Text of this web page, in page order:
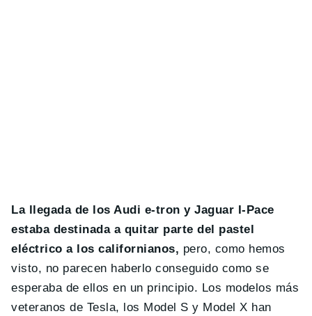
La llegada de los Audi e-tron y Jaguar I-Pace
estaba destinada a quitar parte del pastel
eléctrico a los californianos, pero, como hemos
visto, no parecen haberlo conseguido como se
esperaba de ellos en un principio. Los modelos más
veteranos de Tesla, los Model S y Model X han